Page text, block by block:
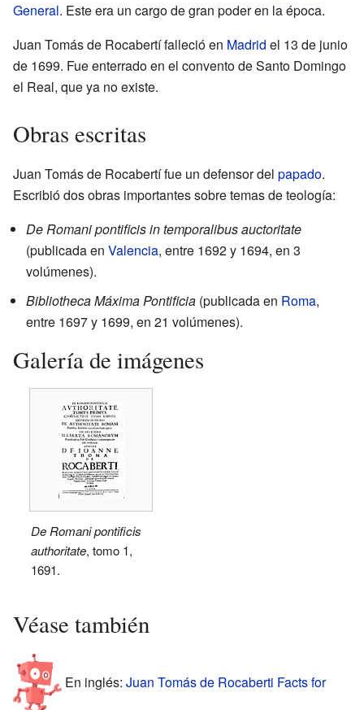
General. Este era un cargo de gran poder en la época.
Juan Tomás de Rocabertí falleció en Madrid el 13 de junio
de 1699. Fue enterrado en el convento de Santo Domingo
el Real, que ya no existe.
Obras escritas
Juan Tomás de Rocabertí fue un defensor del papado.
Escribió dos obras importantes sobre temas de teología:
De Romani pontificis in temporalibus auctoritate
(publicada en Valencia, entre 1692 y 1694, en 3
volúmenes).
Bibliotheca Máxima Pontificia (publicada en Roma,
entre 1697 y 1699, en 21 volúmenes).
Galería de imágenes
De Romani pontificis
authoritate, tomo 1,
1691.
Véase también
En inglés: Juan Tomás de Rocaberti Facts for